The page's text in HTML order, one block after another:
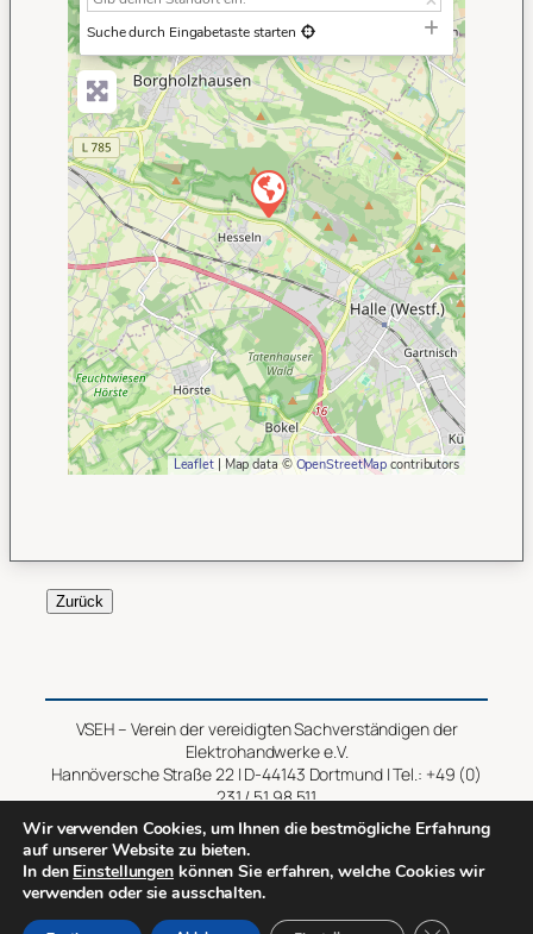
−
Suche durch Eingabetaste starten
Leaflet| Map data ©OpenStreetMap contributors
Zurück
VSEH – Verein der vereidigten Sachverständigen der
Elektrohandwerke e.V.
Hannöversche Straße 22 | D-44143 Dortmund | Tel.: +49 (0)
231 / 51 98 511
Impressum–Datenschutz
Copyright © 2014 – 2026 VSEH
Wir verwenden Cookies, um Ihnen die bestmögliche Erfahrung
auf unserer Website zu bieten.
In den Einstellungen können Sie erfahren, welche Cookies wir
verwenden oder sie ausschalten.